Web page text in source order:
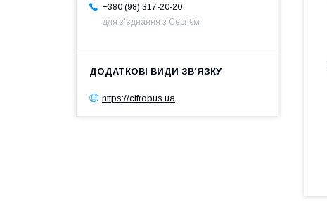
+380 (98) 317-20-20
для з'єднання з Сергієм
https://cifrobus.ua